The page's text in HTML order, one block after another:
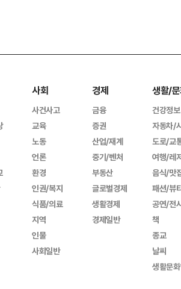
사회
사건사고
교육
노동
언론
환경
인권/복지
식품/의료
지역
인물
사회일반
경제
금융
증권
산업/재계
중기/벤처
부동산
글로벌경제
생활경제
경제일반
생활/
건강정보
자동차/
도로/교
여행/레
음식/맛
패션/뷰
공연/전
책
종교
날씨
생활문